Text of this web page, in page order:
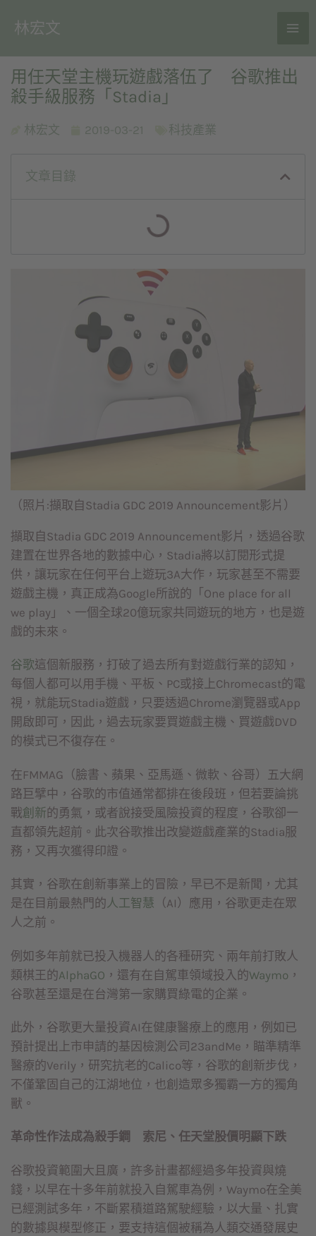
林宏文
用任天堂主機玩遊戲落伍了 谷歌推出
殺手級服務「Stadia」
林宏文 2019-03-21 科技產業
文章目錄
（照片:擷取自Stadia GDC 2019 Announcement影片）
擷取自Stadia GDC 2019 Announcement影片，透過谷歌
建置在世界各地的數據中心，Stadia將以訂閱形式提
供，讓玩家在任何平台上遊玩3A大作，玩家甚至不需要
遊戲主機，真正成為Google所說的「One place for all
we play」、一個全球20億玩家共同遊玩的地方，也是遊
戲的未來。
谷歌這個新服務，打破了過去所有對遊戲行業的認知，
每個人都可以用手機、平板、PC或接上Chromecast的電
視，就能玩Stadia遊戲，只要透過Chrome瀏覽器或App
開啟即可，因此，過去玩家要買遊戲主機、買遊戲DVD
的模式已不復存在。
在FMMAG（臉書、蘋果、亞馬遜、微軟、谷哥）五大網
路巨擘中，谷歌的市值通常都排在後段班，但若要論挑
戰創新的勇氣，或者說接受風險投資的程度，谷歌卻一
直都領先超前。此次谷歌推出改變遊戲產業的Stadia服
務，又再次獲得印證。
其實，谷歌在創新事業上的冒險，早已不是新聞，尤其
是在目前最熱門的人工智慧 （AI）應用，谷歌更走在眾
人之前。
例如多年前就已投入機器人的各種研究、兩年前打敗人
類棋王的AlphaGO ，還有在自駕車領域投入的Waymo ，
谷歌甚至還是在台灣第一家購買綠電的企業。
此外，谷歌更大量投資AI在健康醫療上的應用，例如已
預計提出上市申請的基因檢測公司23andMe，瞄準精準
醫療的Verily，研究抗老的Calico等，谷歌的創新步伐，
不僅鞏固自己的江湖地位，也創造眾多獨霸一方的獨角
獸。
革命性作法成為殺手鐧 索尼、任天堂股價明顯下跌
谷歌投資範圍大且廣，許多計畫都經過多年投資與燒
錢，以早在十多年前就投入自駕車為例，Waymo在全美
已經測試多年，不斷累積道路駕駛經驗，以大量、扎實
的數據與模型修正，要支持這個被稱為人類交通發展史